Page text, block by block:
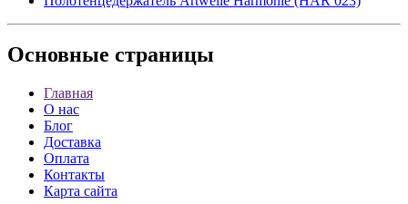
Основные страницы
Главная
О нас
Блог
Доставка
Оплата
Контакты
Карта сайта